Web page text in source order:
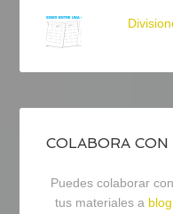
COLABORA
Puedes colaborar
tus materiales a